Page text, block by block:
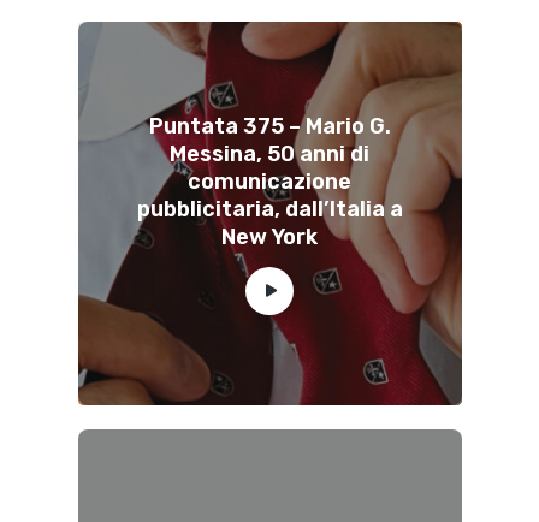
Puntata 375 – Mario G.
Messina, 50 anni di
comunicazione
pubblicitaria, dall’Italia a
New York